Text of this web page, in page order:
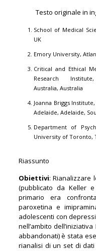
Testo originale in
School of Medical
UK
Emory University,
Critical and Ethical
Research Institute,
Australia, Australia
Joanna Briggs
Adelaide, Adelaide,
Department of
University of Toronto,
Riassunto
Obiettivi: Rianalizzare
(pubblicato da Keller
primario era
paroxetina e
adolescenti con
nell’ambito
abbandonati) è stata
rianalisi di un set di